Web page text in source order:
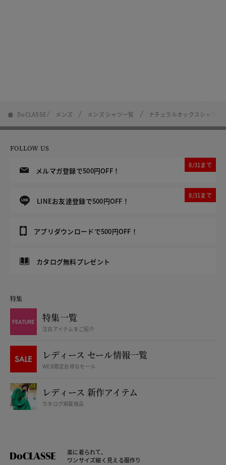
DoCLASSE メンズ メンズ シャツ一覧 ナチュラルオックスシャツ長
FOLLOW US
メルマガ登録で500円OFF！
8/31まで
LINEお友達登録で500円OFF！
8/31まで
アプリダウンロードで500円OFF！
カタログ無料プレゼント
特集
特集一覧
注目アイテムをご紹介
レディース セール情報一覧
WEB限定お得なセール
レディース 新作アイテム
カタログ掲載商品
楽に着られて、
ワンサイズ細く見える服作り